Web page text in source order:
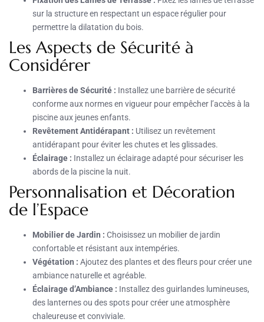
sur la structure en respectant un espace régulier pour
permettre la dilatation du bois.
Les Aspects de Sécurité à
Considérer
Barrières de Sécurité : Installez une barrière de sécurité
conforme aux normes en vigueur pour empêcher l’accès à la
piscine aux jeunes enfants.
Revêtement Antidérapant : Utilisez un revêtement
antidérapant pour éviter les chutes et les glissades.
Éclairage : Installez un éclairage adapté pour sécuriser les
abords de la piscine la nuit.
Personnalisation et Décoration
de l’Espace
Mobilier de Jardin : Choisissez un mobilier de jardin
confortable et résistant aux intempéries.
Végétation : Ajoutez des plantes et des fleurs pour créer une
ambiance naturelle et agréable.
Éclairage d’Ambiance : Installez des guirlandes lumineuses,
des lanternes ou des spots pour créer une atmosphère
chaleureuse et conviviale.